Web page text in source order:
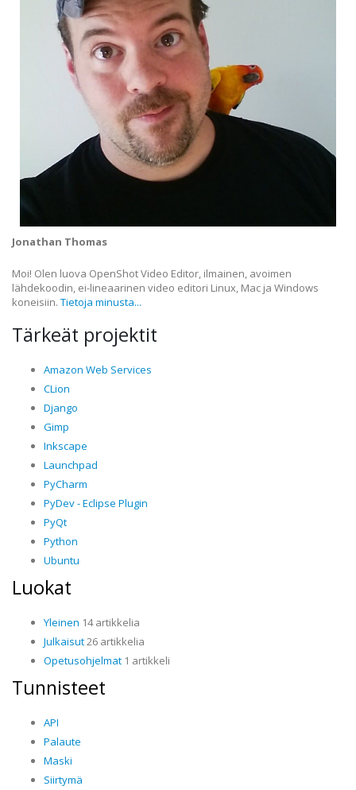
Jonathan Thomas
Moi! Olen luova OpenShot Video Editor, ilmainen, avoimen
lähdekoodin, ei-lineaarinen video editori Linux, Mac ja Windows
koneisiin. Tietoja minusta...
Tärkeät projektit
Amazon Web Services
CLion
Django
Gimp
Inkscape
Launchpad
PyCharm
PyDev - Eclipse Plugin
PyQt
Python
Ubuntu
Luokat
Yleinen 14 artikkelia
Julkaisut26 artikkelia
Opetusohjelmat 1 artikkeli
Tunnisteet
API
Palaute
Maski
Siirtymä